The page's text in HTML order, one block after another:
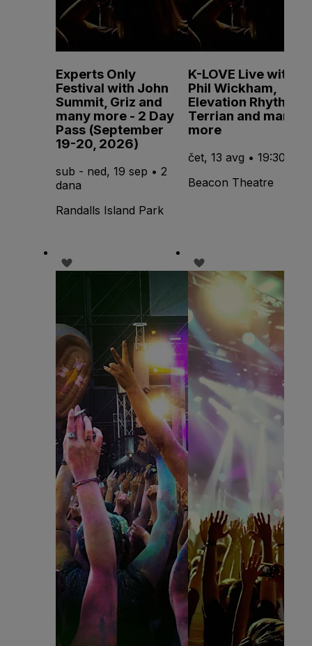
Experts Only
Festival with John
Summit, Griz and
many more - 2 Day
Pass (September
19-20, 2026)
sub - ned, 19 sep • 2
dana
Randalls Island Park
K-LOVE Live with
Phil Wickham,
Elevation Rhythm,
Terrian and many
more
čet, 13 avg • 19:30
Beacon Theatre